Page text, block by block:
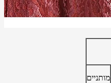
מותניים